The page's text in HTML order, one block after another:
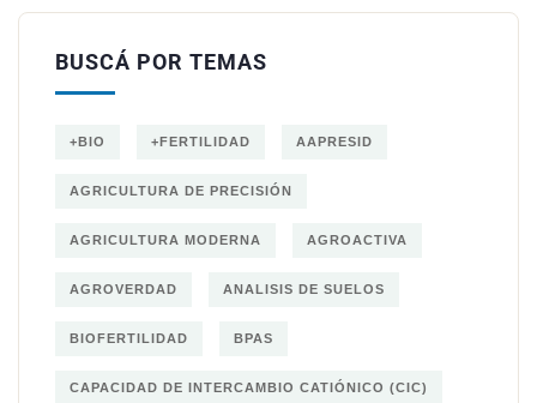
BUSCÁ POR TEMAS
+BIO +FERTILIDAD AAPRESID
AGRICULTURA DE PRECISIÓN
AGRICULTURA MODERNA AGROACTIVA
AGROVERDAD ANALISIS DE SUELOS
BIOFERTILIDAD BPAS
CAPACIDAD DE INTERCAMBIO CATIÓNICO (CIC)